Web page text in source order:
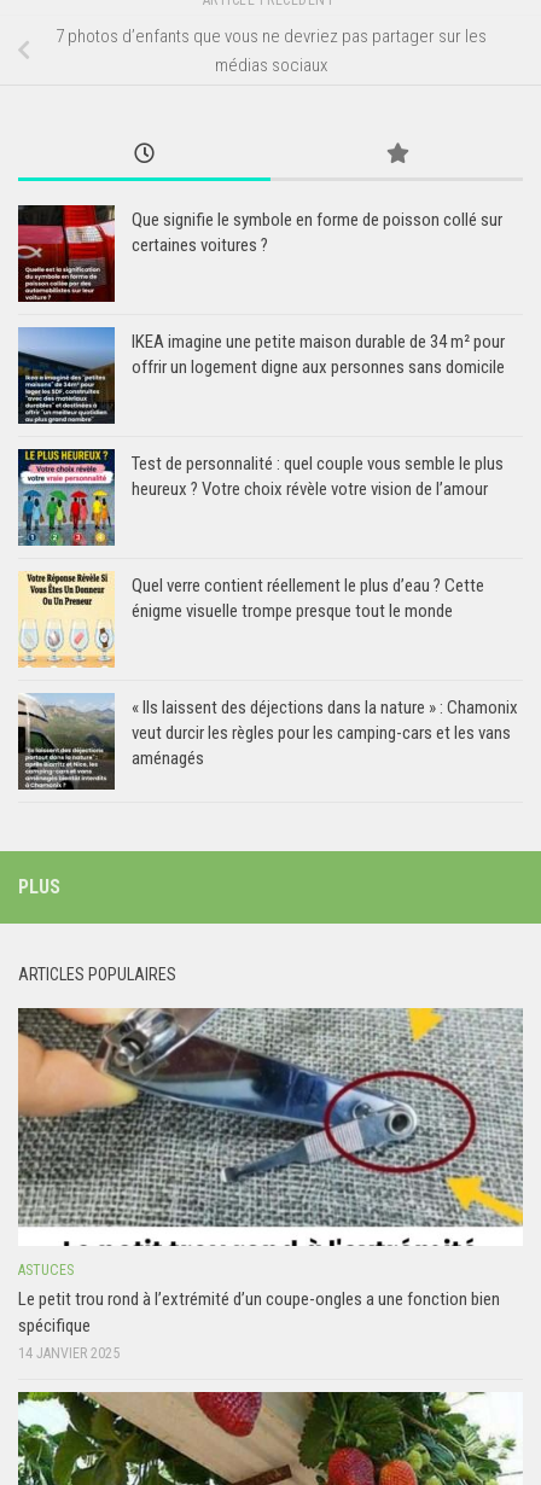
7 photos d’enfants que vous ne devriez pas partager sur les
médias sociaux
Que signifie le symbole en forme de poisson collé sur
certaines voitures ?
IKEA imagine une petite maison durable de 34 m² pour
offrir un logement digne aux personnes sans domicile
Test de personnalité : quel couple vous semble le plus
heureux ? Votre choix révèle votre vision de l’amour
Quel verre contient réellement le plus d’eau ? Cette
énigme visuelle trompe presque tout le monde
« Ils laissent des déjections dans la nature » : Chamonix
veut durcir les règles pour les camping-cars et les vans
aménagés
PLUS
ARTICLES POPULAIRES
ASTUCES
Le petit trou rond à l’extrémité d’un coupe-ongles a une fonction bien
spécifique
14 JANVIER 2025